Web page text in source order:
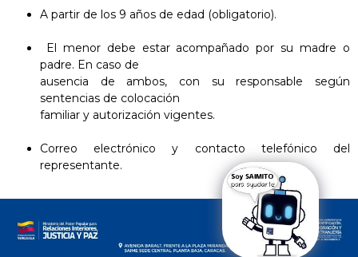
A partir de los 9 años de edad (obligatorio).
El menor debe estar acompañado por su madre o
padre. En caso de
ausencia de ambos, con su responsable según
sentencias de colocación
familiar y autorización vigentes.
Correo electrónico y contacto telefónico del
representante.